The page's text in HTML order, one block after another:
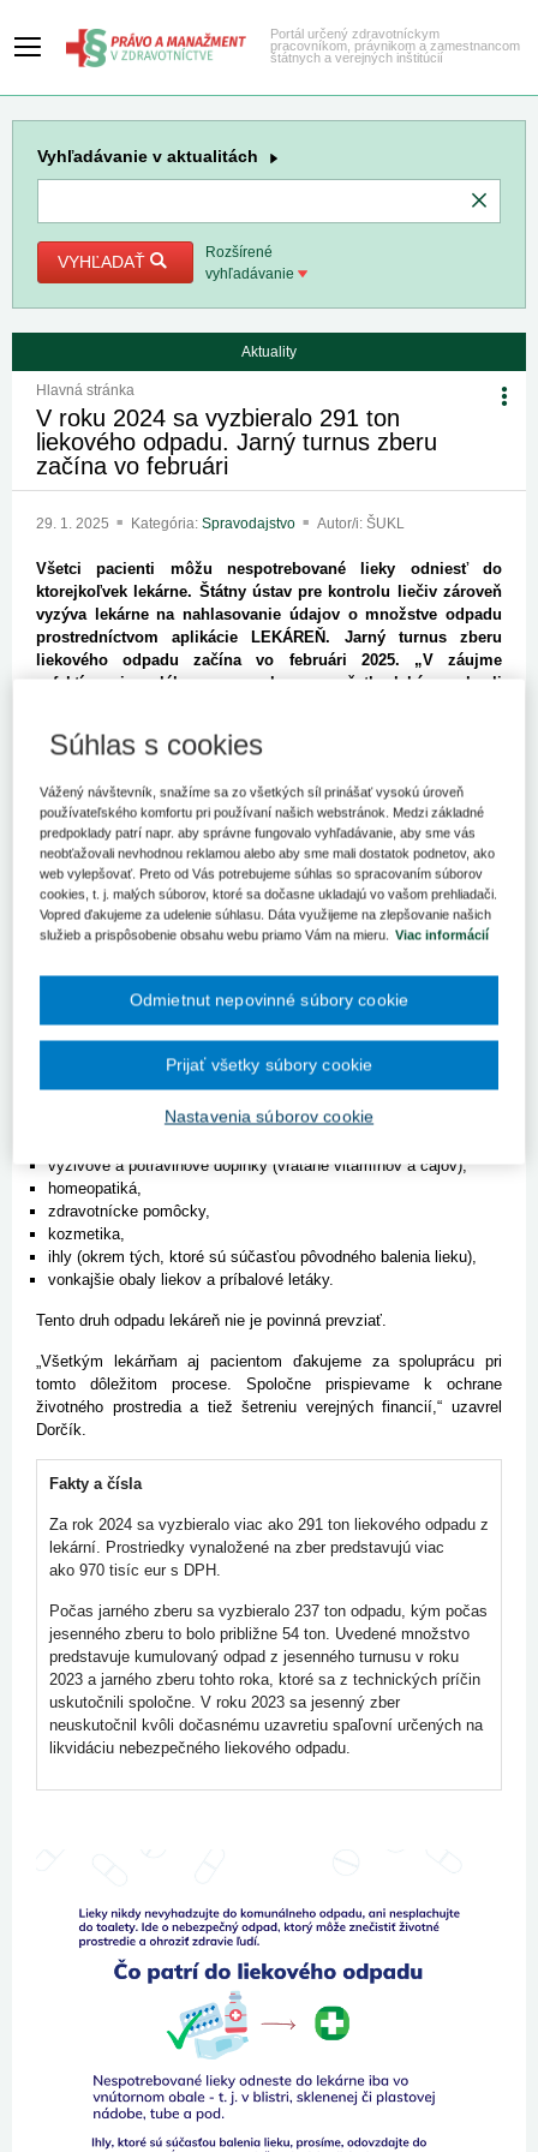
Portál určený zdravotníckym
pracovníkom, právnikom a zamestnancom
štátnych a verejných inštitúcií
Vyhľadávanie v aktualitách
VYHĽADAŤ
Rozšírené
vyhľadávanie
Aktuality
Hlavná stránka
V roku 2024 sa vyzbieralo 291 ton
liekového odpadu. Jarný turnus zberu
začína vo februári
29. 1. 2025 Kategória: Spravodajstvo Autor/i: ŠUKL
Všetci pacienti môžu nespotrebované lieky odniesť do
ktorejkoľvek lekárne. Štátny ústav pre kontrolu liečiv zároveň
vyzýva lekárne na nahlasovanie údajov o množstve odpadu
prostredníctvom aplikácie LEKÁREŇ. Jarný turnus zberu
liekového odpadu začína vo februári 2025. „V záujme
zefektívnenia celého procesu by sme všetky lekárne chceli
prostredníctvom aplikácie LEKÁREŇ najneskôr do 14.
februára 2025,“ uviedol riaditeľ štátneho ústavu Roman Dorčík
zahrnuté do plánovania odvozu.
Nespotrebované lieky a lieky po exspirácii môžu pacienti odniesť
do ktorejkoľvek lekárne.Štátny ústav pre kontrolu liečiv
upozorňuje, že nespotrebované lieky predstavujú ekologickú aj
finančnú záťaž. „
Lieky nikdy nevyhadzujte do komunálneho
odpadu ani nesplachujte do toaliet,“ zdôrazňuje Dorčík.Môžu
prostredie aj verejné zdravie.
Lieky je potrebné odovzdať iba vo vnútornom obale, ako je blister,
sklenená alebo plastová nádoba, hliníková tuba a pod. Vonkajší
obal a príbalový leták patria do komunálneho odpadu a môžu sa
Medzi liekový odpad nepatria:
výživové a potravinové doplnky (vrátane vitamínov a čajov),
homeopatiká,
zdravotnícke pomôcky,
kozmetika,
ihly (okrem tých, ktoré sú súčasťou pôvodného balenia lieku),
vonkajšie obaly liekov a príbalové letáky.
Tento druh odpadu lekáreň nie je povinná prevziať.
„Všetkým lekárňam aj pacientom ďakujeme za spoluprácu pri
tomto dôležitom procese. Spoločne prispievame k ochrane
životného prostredia a tiež šetreniu verejných financií,“ uzavrel
Dorčík.
Fakty a čísla
Za rok 2024 sa vyzbieralo viac ako 291 ton liekového odpadu z
lekární. Prostriedky vynaložené na zber predstavujú viac
ako 970 tisíc eur s DPH .
Počas jarného zberu sa vyzbieralo 237 ton odpadu, kým počas
jesenného zberu to bolo približne 54 ton. Uvedené množstvo
predstavuje kumulovaný odpad z jesenného turnusu v roku
2023 a jarného zberu tohto roka, ktoré sa z technických príčin
uskutočnili spoločne. V roku 2023 sa jesenný zber
neuskutočnil kvôli dočasnému uzavretiu spaľovní určených na
likvidáciu nebezpečného liekového odpadu.
Súhlas s cookies
Vážený návštevník, snažíme sa zo všetkých síl prinášať vysokú úroveň
používateľského komfortu pri používaní našich webstránok. Medzi základné
predpoklady patrí napr. aby správne fungovalo vyhľadávanie, aby sme vás
neobťažovali nevhodnou reklamou alebo aby sme mali dostatok podnetov, ako
web vylepšovať. Preto od Vás potrebujeme súhlas so spracovaním súborov
cookies, t. j. malých súborov, ktoré sa dočasne ukladajú vo vašom prehliadači.
Vopred ďakujeme za udelenie súhlasu. Dáta využijeme na zlepšovanie našich
služieb a prispôsobenie obsahu webu priamo Vám na mieru.
Viac informácií
Nastavenia súborov cookie
Odmietnut nepovinné súbory cookie
Prijať všetky súbory cookie